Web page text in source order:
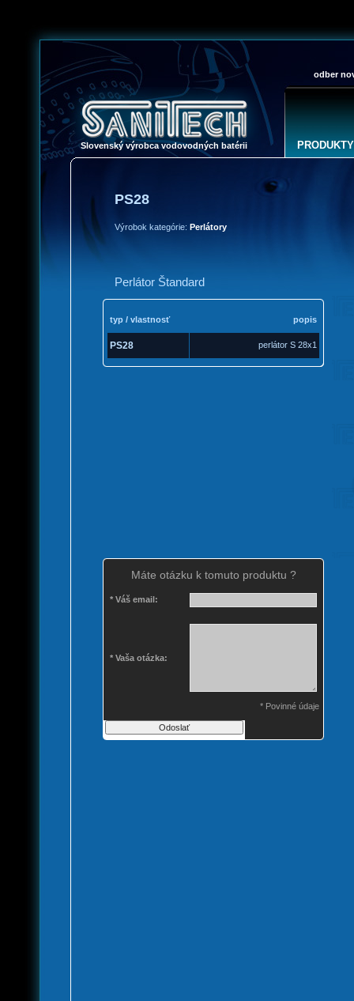
Slovenský výrobca vodovodných batérii PRODUKTY
odber
PS28
Výrobok kategórie: Perlátory
Perlátor Štandard
typ / vlastnosť popis
PS28 perlátor S 28x1
Máte otázku k tomuto produktu ?
* Váš email:
* Vaša otázka:
* Povinné údaje